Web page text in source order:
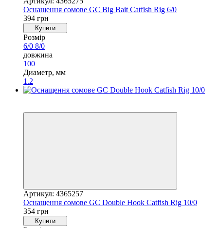
Оснащення сомове GC Big Bait Catfish Rig 6/0
394 грн
Купити
Розмір
6/0 8/0
довжина
100
Диаметр, мм
1.2
Артикул: 4365257
Оснащення сомове GC Double Hook Catfish Rig 10/0
354 грн
Купити